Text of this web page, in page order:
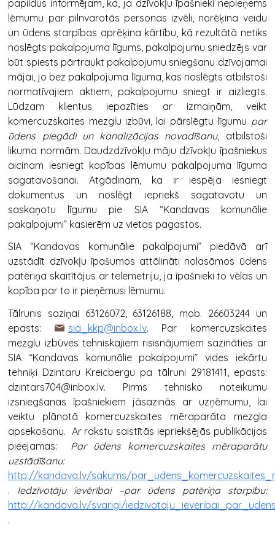
papildus informējam, ka, ja dzīvokļu īpašnieki nepieņems
lēmumu par pilnvarotās personas izvēli, norēķina veidu
un ūdens starpības aprēķina kārtību, kā rezultātā netiks
noslēgts pakalpojuma līgums, pakalpojumu sniedzējs var
būt spiests pārtraukt pakalpojumu sniegšanu dzīvojamai
mājai, jo bez pakalpojuma līguma, kas noslēgts atbilstoši
normatīvajiem aktiem, pakalpojumu sniegt ir aizliegts.
Lūdzam klientus iepazīties ar izmaiņām, veikt
komercuzskaites mezglu izbūvi, lai pārslēgtu līgumu par
ūdens piegādi un kanalizācijas novadīšanu, atbilstoši
likuma normām. Daudzdzīvokļu māju dzīvokļu īpašniekus
aicinam iesniegt kopības lēmumu pakalpojuma līguma
sagatavošanai. Atgādinam, ka ir iespēja iesniegt
dokumentus un noslēgt iepriekš sagatavotu un
saskaņotu līgumu pie SIA “Kandavas komunālie
pakalpojumi” kasierēm uz vietas pagastos.
SIA “Kandavas komunālie pakalpojumi” piedāvā arī
uzstādīt dzīvokļu īpašumos attālināti nolasāmos ūdens
patēriņa skaitītājus ar telemetriju, ja īpašnieki to vēlas un
kopība par to ir pieņēmusi lēmumu.
Tālrunis saziņai 63126072, 63126188, mob. 26603244 un
epasts:
sia_kkp@inbox.lv. Par komercuzskaites
mezglu izbūves tehniskajiem risisnājumiem sazināties ar
SIA “Kandavas komunālie pakalpojumi” vides iekārtu
tehniķi Dzintaru Kreicbergu pa tālruni 29181411, epasts:
dzintars704@inbox.lv. Pirms tehnisko noteikumu
izsniegšanas īpašniekiem jāsazinās ar uzņēmumu, lai
veiktu plānotā komercuzskaites mēraparāta mezgla
apsekošanu. Ar rakstu saistītās iepriekšējās publikācijas
pieejamas: Par ūdens komercuzskaites mēraparātu
uzstādīšanu:
http://kandava.lv/sakums/
. Iedzīvotāju ievērībai –par ūdens patēriņa starpību:
http://kandava.lv/svarigi/
.